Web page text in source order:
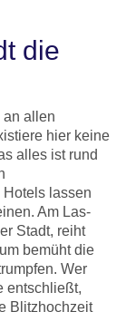
die
an allen
hier keine
alles ist rund
lassen
Am Las-
Stadt, reiht
bemüht die
Wer
entschließt,
Blitzhochzeit